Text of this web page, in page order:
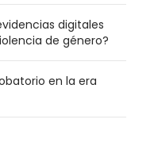
digitales
de género?
en la era